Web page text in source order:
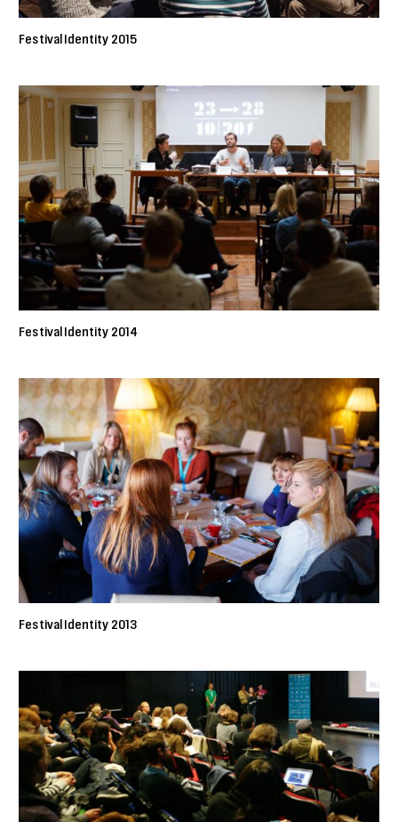
Festival Identity 2015
Festival Identity 2014
Festival Identity 2013